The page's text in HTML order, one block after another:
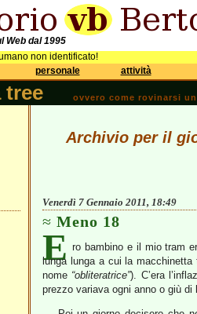
Web dal 1995
non identificato!
personale attività
tree ovvero come rovinarsi
Archivio per il
Venerdì 7 Gennaio 2011, 18:49
Meno 18
E ro bambino e il mio tram
lunga lunga a cui la
nome “obliteratrice”). C’era
prezzo variava ogni anno o giù di